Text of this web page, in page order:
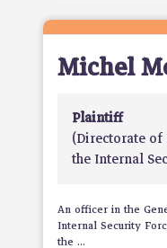
Michel
Plaintiff
(Directorate
the Internal
An officer in the
Internal Security
the ...